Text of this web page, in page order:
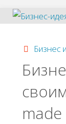
Бизнес
made